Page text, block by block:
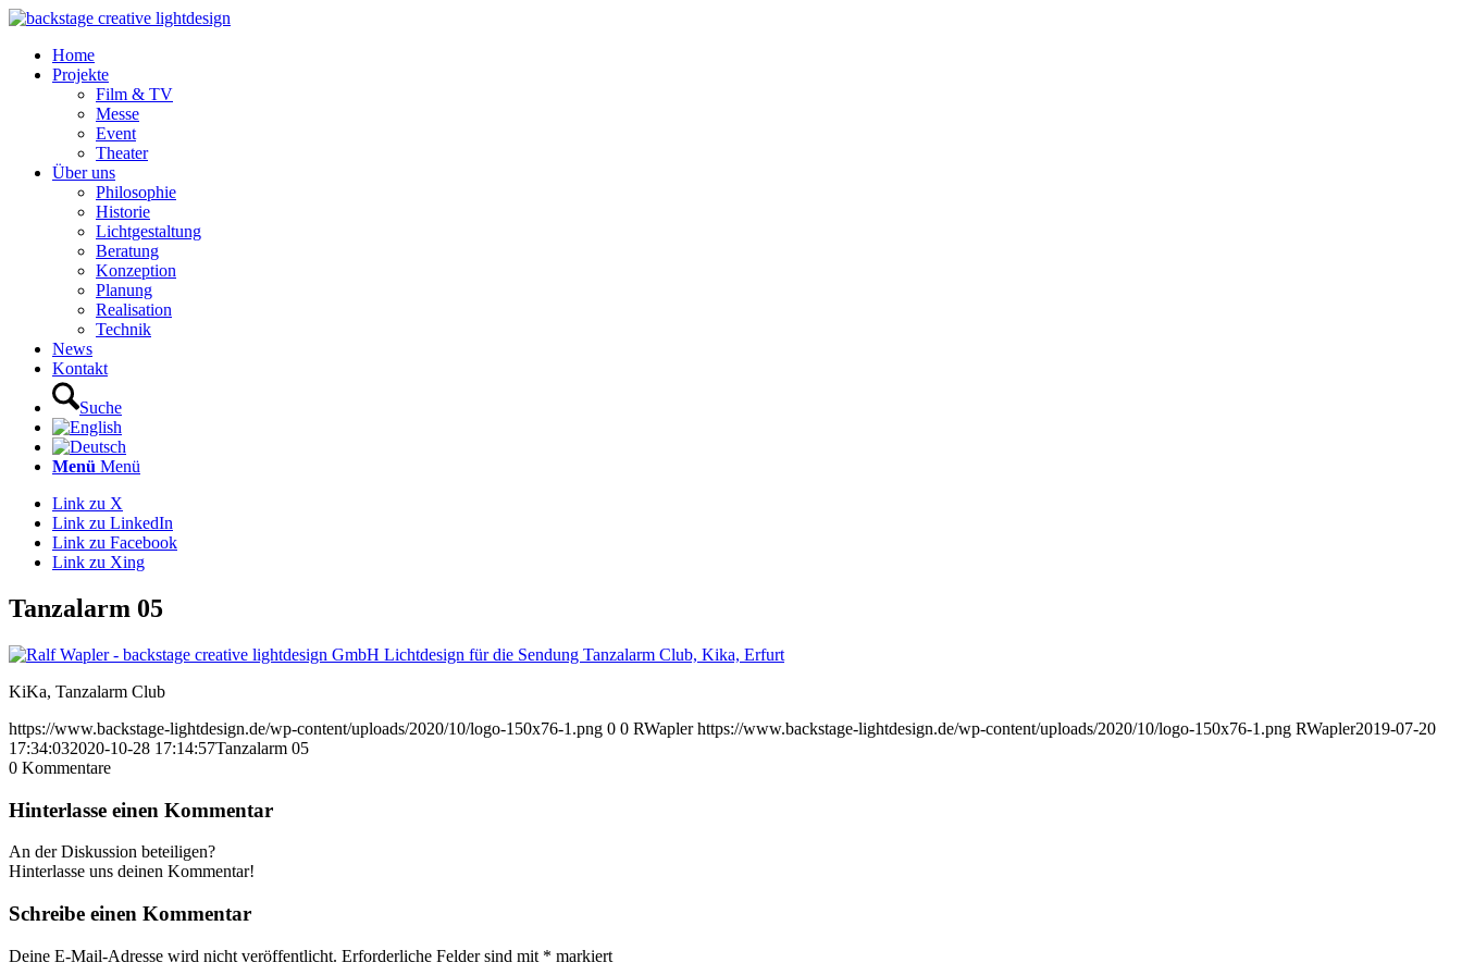
Home
Projekte
Film & TV
Messe
Event
Theater
Über uns
Philosophie
Historie
Lichtgestaltung
Beratung
Konzeption
Planung
Realisation
Technik
News
Kontakt
Suche
Menü Menü
Link zu X
Link zu LinkedIn
Link zu Facebook
Link zu Xing
Tanzalarm 05
KiKa, Tanzalarm Club
https://www.backstage-lightdesign.de/wp-content/uploads/2020/10/logo-150x76-1.png 0 0 RWapler https://www.backstage-lightdesign.de/wp-content/uploads/2020/10/logo-150x76-1.png RWapler2019-07-20
17:34:032020-10-28 17:14:57Tanzalarm 05
0 Kommentare
Hinterlasse einen Kommentar
An der Diskussion beteiligen?
Hinterlasse uns deinen Kommentar!
Schreibe einen Kommentar
Deine E-Mail-Adresse wird nicht veröffentlicht. Erforderliche Felder sind mit * markiert